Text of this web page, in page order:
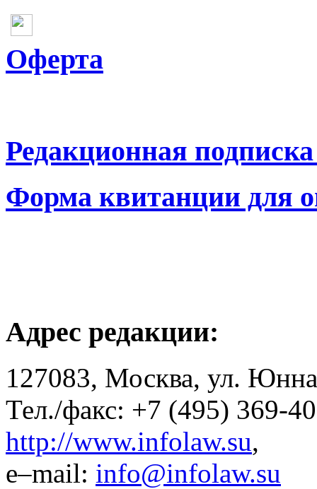
Оферта
Редакционная
Форма квитанции для
Адрес редакции:
127083, Москва, ул.
Тел./факс: +7 (495) 369-
http://www.infolaw.su,
e–mail: info@infolaw.su